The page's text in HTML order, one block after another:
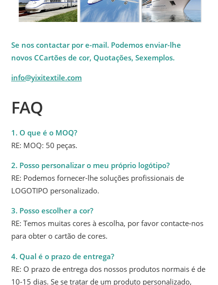
Se nos contactar por e-mail. Podemos enviar-lhe
novos CCartões de cor, Quotações, Sexemplos.
info@yixitextile.com
FAQ
1. O que é o MOQ?
RE: MOQ: 50 peças.
2. Posso personalizar o meu próprio logótipo?
RE: Podemos fornecer-lhe soluções profissionais de
LOGOTIPO personalizado.
3. Posso escolher a cor?
RE: Temos muitas cores à escolha, por favor contacte-nos
para obter o cartão de cores.
4. Qual é o prazo de entrega?
RE: O prazo de entrega dos nossos produtos normais é de
10-15 dias. Se se tratar de um produto personalizado,